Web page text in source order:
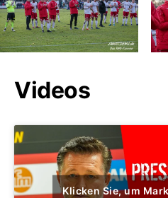
Videos
Klicken Sie, um